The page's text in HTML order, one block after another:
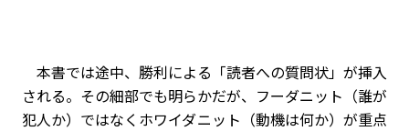
本書では途中、勝利による「読者への質問状」が挿入
される。その細部でも明らかだが、フーダニット（誰が
犯人か）ではなくホワイダニット（動機は何か）が重点